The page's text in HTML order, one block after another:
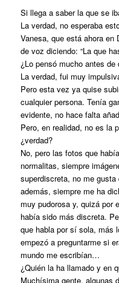
Si llega a saber la que se
La verdad, no esperaba
Vanesa, que está ahora en
de voz diciendo: “La que
¿Lo pensó mucho antes de
La verdad, fui muy
Pero esta vez ya quise
cualquier persona. Tenía
evidente, no hace falta
Pero, en realidad, no es la
¿verdad?
No, pero las fotos que
normalitas, siempre
superdiscreta, no me
además, siempre me ha
muy pudorosa y, quizá por
había sido más discreta.
que habla por sí sola, más
empezó a preguntarme si
mundo me escribían…
¿Quién la ha llamado y en
Muchísima gente, algunas